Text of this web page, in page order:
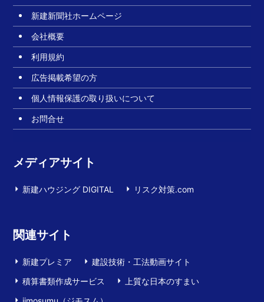
新建新聞社ホームページ
会社概要
利用規約
広告掲載希望の方
個人情報保護の取り扱いについて
お問合せ
メディアサイト
新建ハウジング DIGITAL リスク対策.com
関連サイト
新建プレミア
建設技術・工法動画サイト
積算書類作成サービス
上質な日本のすまい